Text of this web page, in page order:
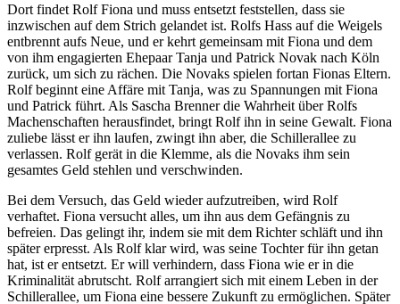
Dort findet Rolf Fiona und muss entsetzt feststellen, dass sie
inzwischen auf dem Strich gelandet ist. Rolfs Hass auf die Weigels
entbrennt aufs Neue, und er kehrt gemeinsam mit Fiona und dem
von ihm engagierten Ehepaar Tanja und Patrick Novak nach Köln
zurück, um sich zu rächen. Die Novaks spielen fortan Fionas Eltern.
Rolf beginnt eine Affäre mit Tanja, was zu Spannungen mit Fiona
und Patrick führt. Als Sascha Brenner die Wahrheit über Rolfs
Machenschaften herausfindet, bringt Rolf ihn in seine Gewalt. Fiona
zuliebe lässt er ihn laufen, zwingt ihn aber, die Schillerallee zu
verlassen. Rolf gerät in die Klemme, als die Novaks ihm sein
gesamtes Geld stehlen und verschwinden.
Bei dem Versuch, das Geld wieder aufzutreiben, wird Rolf
verhaftet. Fiona versucht alles, um ihn aus dem Gefängnis zu
befreien. Das gelingt ihr, indem sie mit dem Richter schläft und ihn
später erpresst. Als Rolf klar wird, was seine Tochter für ihn getan
hat, ist er entsetzt. Er will verhindern, dass Fiona wie er in die
Kriminalität abrutscht. Rolf arrangiert sich mit einem Leben in der
Schillerallee, um Fiona eine bessere Zukunft zu ermöglichen. Später